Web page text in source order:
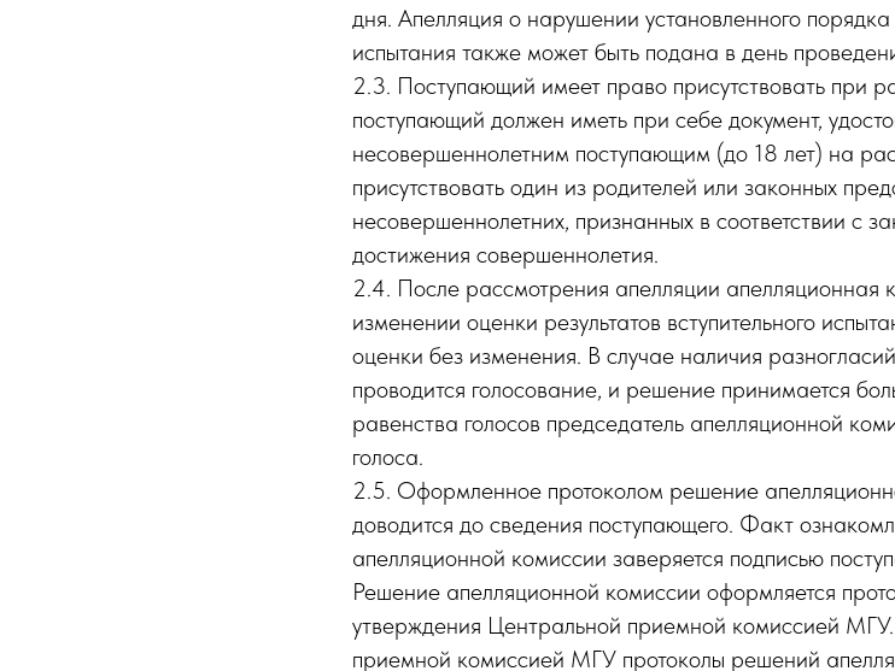
дня. Апелляция о нарушении установленного порядка
испытания также может быть подана в день
2.3. Поступающий имеет право присутствовать при
поступающий должен иметь при себе документ,
несовершеннолетним поступающим (до 18 лет) на
присутствовать один из родителей или законных
несовершеннолетних, признанных в соответствии с
достижения совершеннолетия.
2.4. После рассмотрения апелляции
изменении оценки результатов вступительного
оценки без изменения. В случае наличия
проводится голосование, и решение принимается
равенства голосов председатель апелляционной
голоса.
2.5. Оформленное протоколом решение
доводится до сведения поступающего. Факт
апелляционной комиссии заверяется подписью
Решение апелляционной комиссии оформляется
утверждения Центральной приемной комиссией
приемной комиссией МГУ протоколы решений